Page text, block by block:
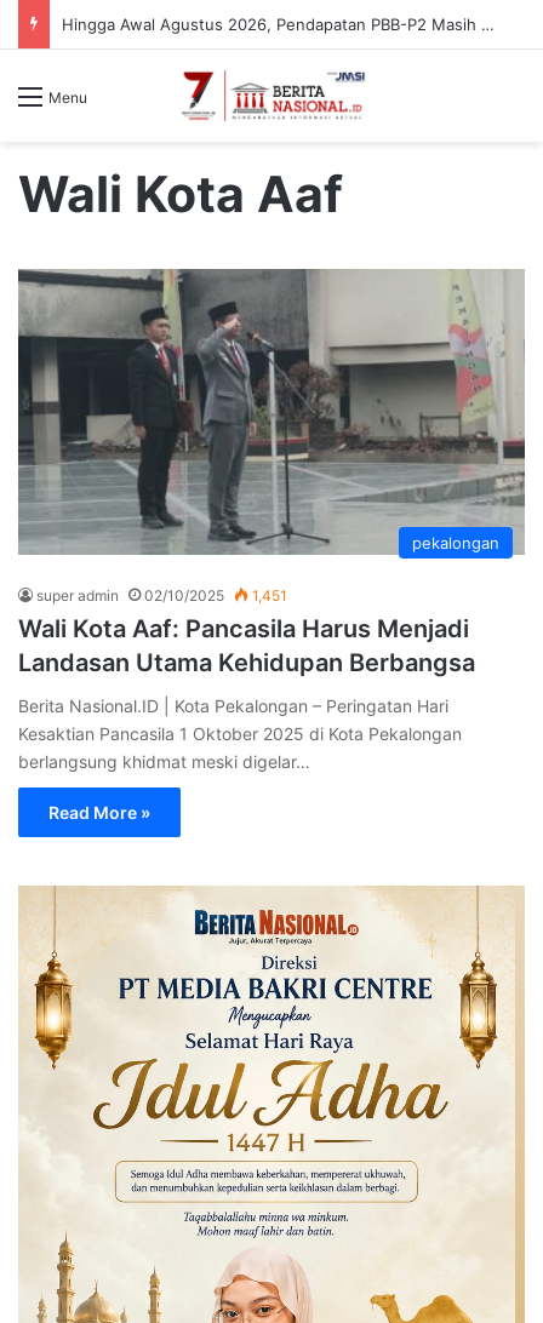
Hingga Awal Agustus 2026, Pendapatan PBB-P2 Masih 34%
Menu
Wali Kota Aaf
pekalongan
super admin 02/10/2025 1,451
Wali Kota Aaf: Pancasila Harus Menjadi
Landasan Utama Kehidupan Berbangsa
Berita Nasional.ID | Kota Pekalongan – Peringatan Hari
Kesaktian Pancasila 1 Oktober 2025 di Kota Pekalongan
berlangsung khidmat meski digelar…
Read More »